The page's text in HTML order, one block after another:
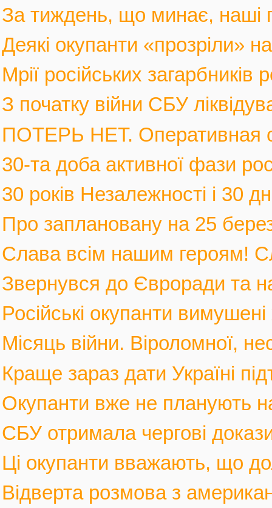
За тиждень, що минає, наші
Деякі окупанти «прозріли»
Мрії російських
З початку війни СБУ
ПОТЕРЬ НЕТ. Оперативная
30-та доба активної фази
30 років Незалежності і 30
Про заплановану на 25
Слава всім нашим героям!
Звернувся до Євроради та
Російські окупанти
Місяць війни. Віроломної,
Краще зараз дати Україні
Окупанти вже не планують
СБУ отримала чергові
Ці окупанти вважають, що
Відверта розмова з